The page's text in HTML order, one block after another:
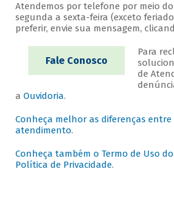
Atendemos por telefone por meio do
segunda a sexta-feira (exceto
preferir, envie sua mensagem,
Fale Conosco
Para
de
a Ouvidoria.
Conheça melhor as diferenças entre
atendimento.
Conheça também o Termo de Uso
Política de Privacidade.